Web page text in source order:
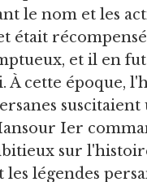
le nom et les
était
et il en
À cette époque,
Ier
sur
légendes